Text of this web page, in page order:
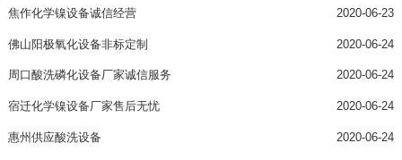
焦作化学镍设备诚信经营 2020-06-23
佛山阳极氧化设备非标定制 2020-06-24
周口酸洗磷化设备厂家诚信服务 2020-06-24
宿迁化学镍设备厂家售后无忧 2020-06-24
惠州供应酸洗设备 2020-06-24